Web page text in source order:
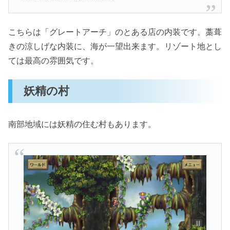
こちらは「グレートアーチ」のとある店の内装です。藁葺
きの涼しげな内装に、海が一望出来ます。リゾート地とし
ては最高の雰囲気です。
妖精の村
南部地域には妖精の住む村もあります。